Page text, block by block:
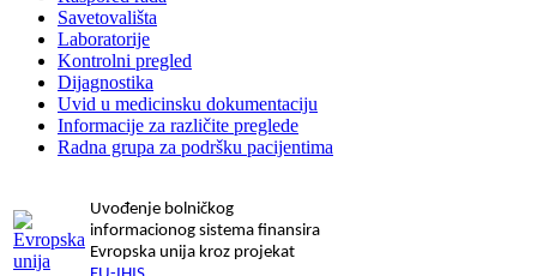
Savetovališta
Laboratorije
Kontrolni pregled
Dijagnostika
Uvid u medicinsku dokumentaciju
Informacije za različite preglede
Radna grupa za podršku pacijentima
Uvođenje bolničkog
informacionog sistema finansira
Evropska unija kroz projekat